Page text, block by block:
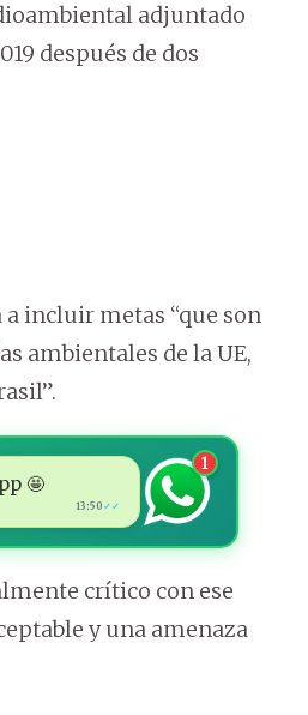
adjuntado
después de dos
incluir metas “que son
ambientales de la UE,
🤩
13:50 ✓✓
1
crítico con ese
y una amenaza